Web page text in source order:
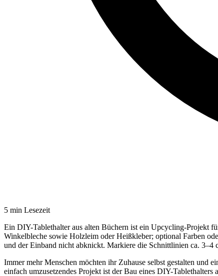
5 min Lesezeit
Ein DIY-Tablethalter aus alten Büchern ist ein Upcycling-Projekt
Winkelbleche sowie Holzleim oder Heißkleber; optional Farben
und der Einband nicht abknickt. Markiere die Schnittlinien ca. 3–4
Immer mehr Menschen möchten ihr Zuhause selbst gestalten und
einfach umzusetzendes Projekt ist der Bau eines DIY-Tablethalters